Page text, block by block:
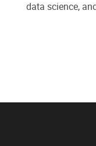
data science,